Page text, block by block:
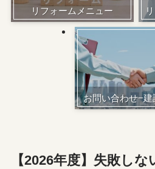
リフォームメニュー
お問い合わせ−建
【2026年度】失敗し